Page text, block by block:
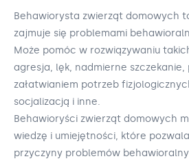
Behawiorysta zwierząt domowych
zajmuje się problemami
Może pomóc w rozwiązywaniu
agresja, lęk, nadmierne szczekanie,
załatwianiem potrzeb
socjalizacją i inne.
Behawioryści zwierząt domowych
wiedzę i umiejętności, które
przyczyny problemów